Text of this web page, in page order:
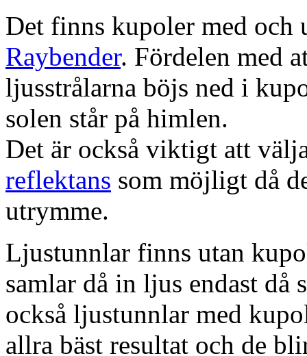
Det finns kupoler med och
Raybender. Fördelen med
ljusstrålarna böjs ned i
solen står på himlen.
Det är också viktigt att
reflektans som möjligt då
utrymme.
Ljustunnlar finns utan
samlar då in ljus endast då
också ljustunnlar med
allra bäst resultat och de